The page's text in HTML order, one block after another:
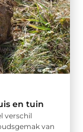
en tuin
verschil
van